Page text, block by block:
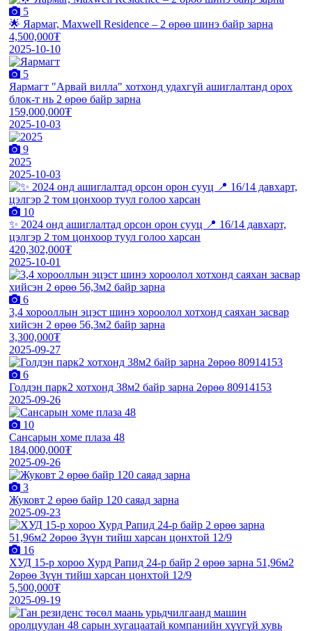
5
🌟 Яармаг, Maxwell Residence – 2 өрөө шинэ байр зарна
4,500,000₮
2025-10-10
5
Яармагт "Арвай вилла" хотхонд удахгүй ашиглалтанд орох
блок-т нь 2 өрөө байр зарна
159,000,000₮
2025-10-03
9
2025
2025-10-03
10
✨ 2024 онд ашиглалтад орсон орон сууц 📍 16/14 давхарт,
цэлгэр 2 том цонхоор туул голоо харсан
420,302,000₮
2025-10-01
6
3,4 хорооллын эцэст шинэ хороолол хотхонд саяхан засвар
хийсэн 2 өрөө 56,3м2 байр зарна
3,300,000₮
2025-09-27
6
Голдэн парк2 хотхонд 38м2 байр зарна 2өрөө 80914153
2025-09-26
10
Сансарын хоме плаза 48
184,000,000₮
2025-09-26
3
Жуковт 2 өрөө байр 120 саяад зарна
2025-09-23
16
ХУД 15-р хороо Хурд Рапид 24-р байр 2 өрөө зарна 51,96м2
2өрөө Зүүн тийш харсан цонхтой 12/9
5,500,000₮
2025-09-19